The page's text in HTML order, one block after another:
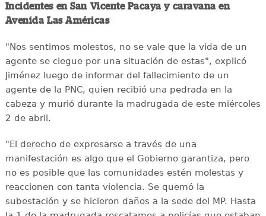
Incidentes en San Vicente Pacaya y caravana en
Avenida Las Américas
"Nos sentimos molestos, no se vale que la vida de un
agente se ciegue por una situación de estas", explicó
Jiménez luego de informar del fallecimiento de un
agente de la PNC, quien recibió una pedrada en la
cabeza y murió durante la madrugada de este miércoles
2 de abril.
"El derecho de expresarse a través de una
manifestación es algo que el Gobierno garantiza, pero
no es posible que las comunidades estén molestas y
reaccionen con tanta violencia. Se quemó la
subestación y se hicieron daños a la sede del MP. Hasta